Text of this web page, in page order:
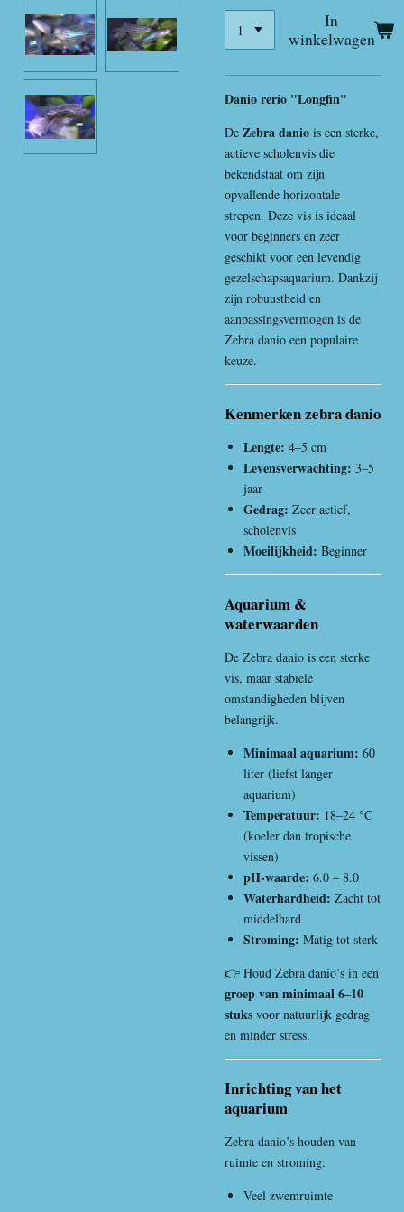
In
winkelwagen
Danio rerio "Longfin"
De Zebra danio is een sterke,
actieve scholenvis die
bekendstaat om zijn
opvallende horizontale
strepen. Deze vis is ideaal
voor beginners en zeer
geschikt voor een levendig
gezelschapsaquarium. Dankzij
zijn robuustheid en
aanpassingsvermogen is de
Zebra danio een populaire
keuze.
Kenmerken zebra danio
Lengte: 4–5 cm
Levensverwachting: 3–5
jaar
Gedrag: Zeer actief,
scholenvis
Moeilijkheid: Beginner
Aquarium &
waterwaarden
De Zebra danio is een sterke
vis, maar stabiele
omstandigheden blijven
belangrijk.
Minimaal aquarium: 60
liter (liefst langer
aquarium)
Temperatuur: 18–24 °C
(koeler dan tropische
vissen)
pH-waarde: 6.0 – 8.0
Waterhardheid: Zacht tot
middelhard
Stroming: Matig tot sterk
👉 Houd Zebra danio’s in een
groep van minimaal 6–10
stuks voor natuurlijk gedrag
en minder stress.
Inrichting van het
aquarium
Zebra danio’s houden van
ruimte en stroming:
Veel zwemruimte